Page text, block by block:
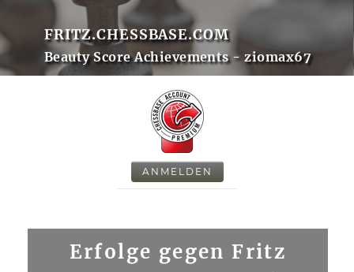
FRITZ.CHESSBASE.COM
Beauty Score Achievements - ziomax67
ANMELDEN
Erfolge gegen Fritz